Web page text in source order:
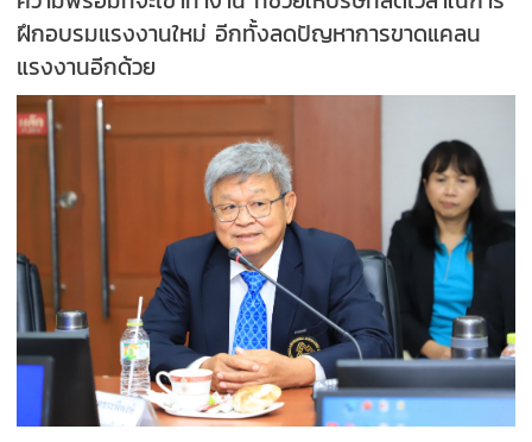
ฝึกอบรมแรงงานใหม่ อีกทั้งลดปัญหาการขาดแคลน
แรงงานอีกด้วย